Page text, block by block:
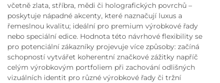
včetně zlata, stříbra, mědi či holografických povrchů –
poskytuje nápadné akcenty, které naznačují luxus a
řemeslnou kvalitu; ideální pro premium výrobkové řady
nebo speciální edice. Hodnota této návrhové flexibility se
pro potenciální zákazníky projevuje více způsoby: začíná
schopností vytvářet koherentní značkové zážitky napříč
celým výrobkovým portfoliem při zachování odlišných
vizuálních identit pro různé výrobkové řady či tržní